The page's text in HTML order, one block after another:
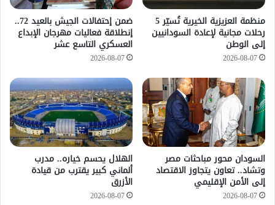
منظمة العزيزية الخيرية تُسيّر 5
رحلات مجانية لإعادة السودانيين
إلى الوطن
2026-08-07
ضمن إحتفالات الجيش بالعيد 72..
إنطلاقة فعاليات مهرجان الإبداع
العسكري التاسع عشر
2026-08-07
السودان محور مباحثات مصر
وتشاد.. تعاون يتجاوز الاقتصاد
إلى الأمن الإقليمي
2026-08-07
الهلال يحسم خياره.. مدرب
ألماني كبير يقترب من قيادة
الأزرق
2026-08-07